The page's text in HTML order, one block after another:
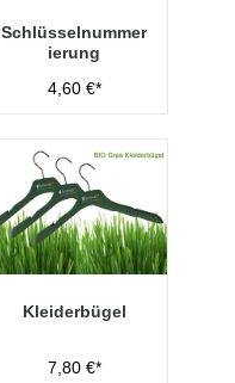
Schlüsselnummer
ierung
4,60 €*
Kleiderbügel
7,80 €*